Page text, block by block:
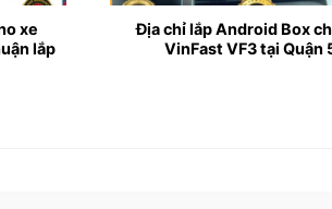
gặp phải một số hạn chế khi mà
khi lùi xe. Hiện nay, ngày càng
xe
lắp
Địa chỉ lắp Android Box
VinFast VF3 tại Quận